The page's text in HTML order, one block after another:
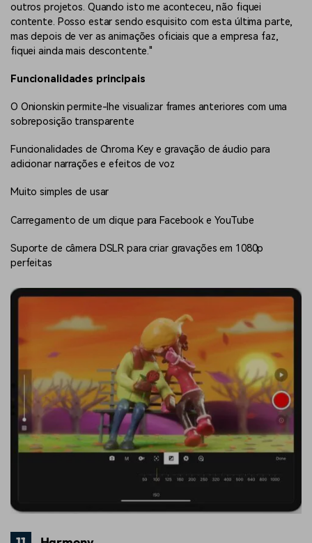
outros projetos. Quando isto me aconteceu, não fiquei
contente. Posso estar sendo esquisito com esta última parte,
mas depois de ver as animações oficiais que a empresa faz,
fiquei ainda mais descontente."
Funcionalidades principais
O Onionskin permite-lhe visualizar frames anteriores com uma
sobreposição transparente
Funcionalidades de Chroma Key e gravação de áudio para
adicionar narrações e efeitos de voz
Muito simples de usar
Carregamento de um clique para Facebook e YouTube
Suporte de câmera DSLR para criar gravações em 1080p
perfeitas